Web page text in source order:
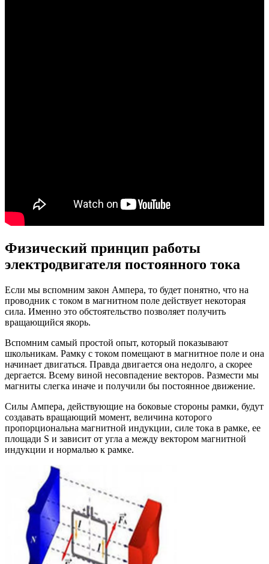
Физический принцип работы
электродвигателя постоянного тока
Если мы вспомним закон Ампера, то будет понятно, что на
проводник с током в магнитном поле действует некоторая
сила. Именно это обстоятельство позволяет получить
вращающийся якорь.
Вспомним самый простой опыт, который показывают
школьникам. Рамку с током помещают в магнитное поле и она
начинает двигаться. Правда двигается она недолго, а скорее
дергается. Всему виной несовпадение векторов. Размести мы
магниты слегка иначе и получили бы постоянное движение.
Силы Ампера, действующие на боковые стороны рамки, будут
создавать вращающий момент, величина которого
пропорциональна магнитной индукции, силе тока в рамке, ее
площади S и зависит от угла a между вектором магнитной
индукции и нормалью к рамке.